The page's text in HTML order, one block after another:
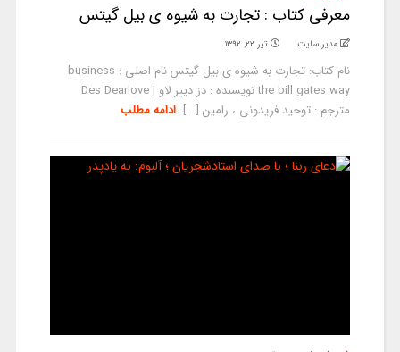
معرفی کتاب : تجارت به شیوه ی بیل گیتس
مدیر سایت تیر ۲۲, ۱۳۹۲
نام کتاب: تجارت به شیوه ی بیل گیتس نام اصلی : business
the bill gates way نویسنده : دز دییر لاو | Des Dearlove
مترجم : توحید فریدونی ، رامین [...] ادامه مطلب